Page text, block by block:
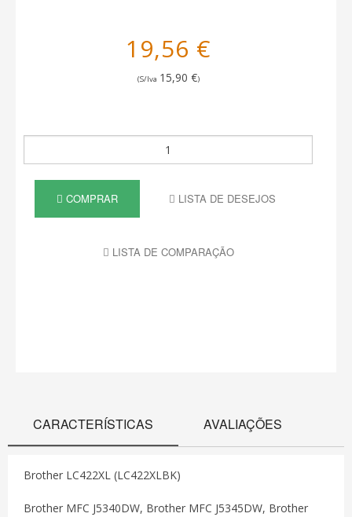
19,56 €
(S/Iva 15,90 €)
COMPRAR LISTA DE DESEJOS
LISTA DE COMPARAÇÃO
CARACTERÍSTICAS AVALIAÇÕES
Brother LC422XL (LC422XLBK)
Brother MFC J5340DW, Brother MFC J5345DW, Brother